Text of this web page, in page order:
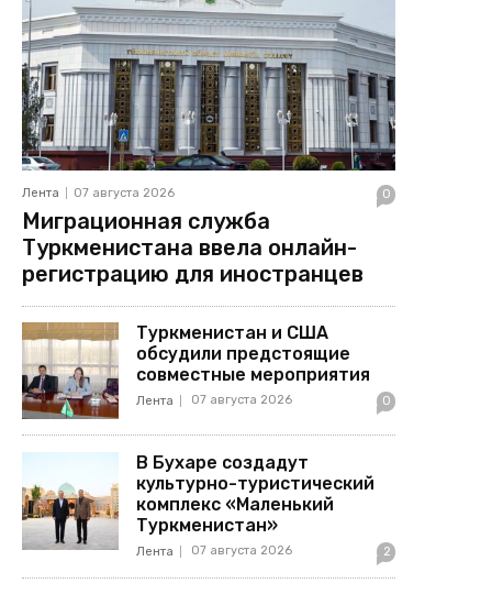
Лента 07 августа 2026 0
Миграционная служба
Туркменистана ввела онлайн-
регистрацию для иностранцев
Туркменистан и США
обсудили предстоящие
совместные мероприятия
Лента 07 августа 2026 0
В Бухаре создадут
культурно-туристический
комплекс «Маленький
Туркменистан»
Лента 07 августа 2026 2